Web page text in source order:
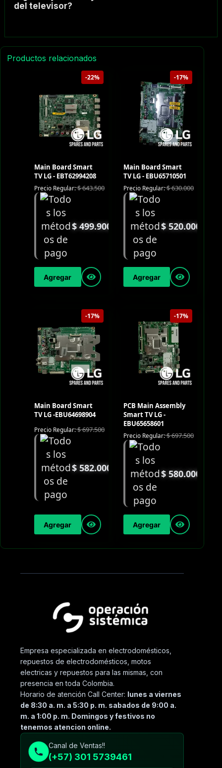
del televisor?
Productos relacionados
-22%
Main Board Smart
TV LG - EBT62994208
Precio Regular:$643.500
$499.900
Agregar
-17%
Main Board Smart
TV LG - EBU65710501
Precio Regular:$630.000
$520.000
Agregar
-17%
Main Board Smart
TV LG -EBU64698904
Precio Regular:$697.500
$582.000
Agregar
-17%
PCB Main Assembly
Smart TV LG -
EBU65658601
Precio Regular:$697.500
$580.000
Agregar
Empresa especializada en electrodomésticos,
repuestos de electrodomésticos, motos
electricas y repuestos para las mismas, con
presencia en toda Colombia.
Horario de atención Call Center: lunes a viernes
de 8:30 a. m. a 5:30 p. m. sabados de 9:00 a.
m. a 1:00 p. m. Domingos y festivos no
tenemos atencion online.
Canal de Ventas!!
(+57) 301 5739461